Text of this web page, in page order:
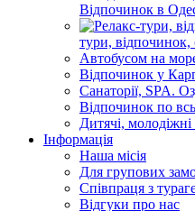
Відпочинок в
тури, відпочинок,
Автобусом на
Відпочинок у
Санаторії, SPA.
Відпочинок по
Дитячі,
Інформація
Наша місія
Для групових
Співпраця з
Відгуки про нас